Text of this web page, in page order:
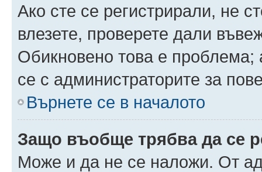
Ако сте се регистрирали, не
влезете, проверете дали
Обикновено това е проблема;
се с администраторите за
Върнете се в началото
Защо въобще трябва да се
Може и да не се наложи. От